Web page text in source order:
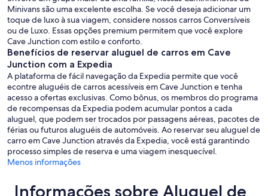
Minivans são uma excelente escolha. Se você deseja adicionar um
toque de luxo à sua viagem, considere nossos carros Conversíveis
ou de Luxo. Essas opções premium permitem que você explore
Cave Junction com estilo e conforto.
Benefícios de reservar aluguel de carros em Cave
Junction com a Expedia
A plataforma de fácil navegação da Expedia permite que você
econtre aluguéis de carros acessíveis em Cave Junction e tenha
acesso a ofertas exclusivas. Como bônus, os membros do programa
de recompensas da Expedia podem acumular pontos a cada
aluguel, que podem ser trocados por passagens aéreas, pacotes de
férias ou futuros aluguéis de automóveis. Ao reservar seu aluguel de
carro em Cave Junction através da Expedia, você está garantindo
processo simples de reserva e uma viagem inesquecível.
Menos informações
Informações sobre Aluguel de